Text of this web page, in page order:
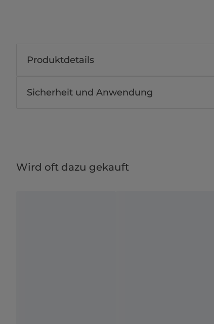
Produktdetails
Sicherheit und Anwendung
Wird oft dazu gekauft